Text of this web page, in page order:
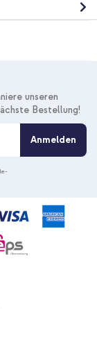
unseren
Bestellung!
Anmelden